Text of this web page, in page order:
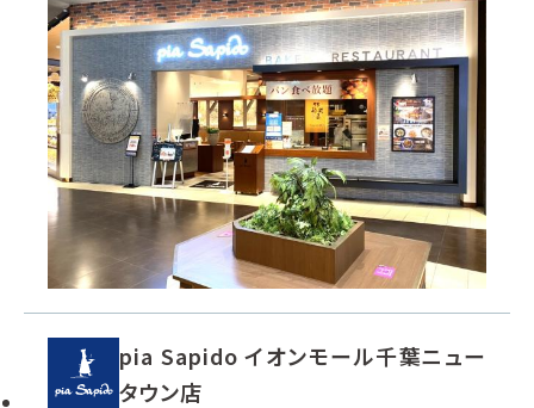
pia Sapido イオンモール千葉ニュー
タウン店